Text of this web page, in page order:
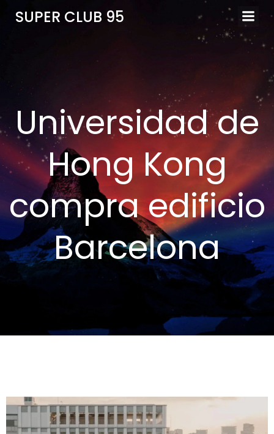
SUPER CLUB 95
Universidad de
Hong Kong
compra edificio
Barcelona